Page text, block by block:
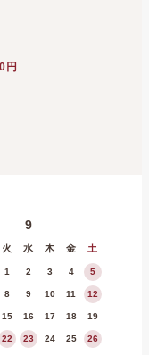
円
9
火 水 木 金 土
1 2 3 4 5
8 9 10 11 12
15 16 17 18 19
22 23 24 25 26